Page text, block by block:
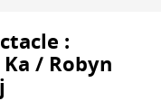
:
/ Robyn